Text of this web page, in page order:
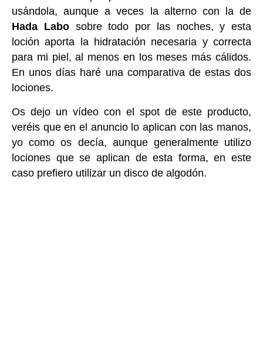
usándola, aunque a veces la alterno con la de
Hada Labosobre todo por las noches, y esta
loción aporta la hidratación necesaria y correcta
para mi piel, al menos en los meses más cálidos.
En unos días haré una comparativa de estas dos
lociones.
Os dejo un vídeo con el spot de este producto,
veréis que en el anuncio lo aplican con las manos,
yo como os decía, aunque generalmente utilizo
lociones que se aplican de esta forma, en este
caso prefiero utilizar un disco de algodón.